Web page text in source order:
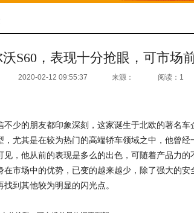
S60，表现十分抢眼，可市场
2020-02-12 09:55:37 来源： 阅读：1
不少的朋友都印象深刻，这家诞生于北欧的著名
，尤其是在较为热门的高端轿车领域之中，他曾
见，他从前的表现是多么的出色，可随着产品力
在市场中的优势，已变的越来越少，除了强大的
到其他较为明显的闪光点。